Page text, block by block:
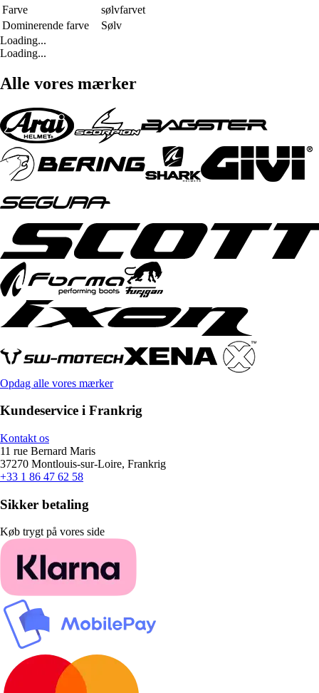
Farve
sølvfarvet
Dominerende farve
Sølv
Loading...
Loading...
Alle vores mærker
Opdag alle vores mærker
Kundeservice i Frankrig
Kontakt os
11 rue Bernard Maris
37270 Montlouis-sur-Loire, Frankrig
+33 1 86 47 62 58
Sikker betaling
Køb trygt på vores side